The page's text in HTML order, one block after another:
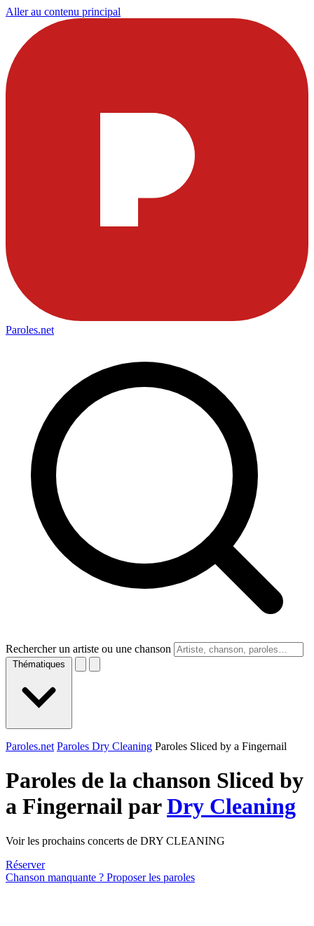
Aller au contenu principal
Paroles.net
Rechercher un artiste ou une chanson
Thématiques
Paroles.net Paroles Dry Cleaning Paroles Sliced by a Fingernail
Paroles de la chanson Sliced by
a Fingernail parDry Cleaning
Voir les prochains concerts de DRY CLEANING
Réserver
Chanson manquante ? Proposer les paroles